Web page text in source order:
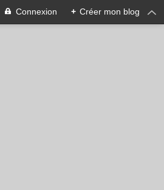
Connexion + Créer mon blog